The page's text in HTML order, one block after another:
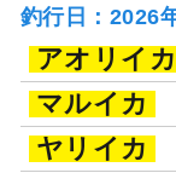
釣行日：2026
アオリイカ
マルイカ
ヤリイカ